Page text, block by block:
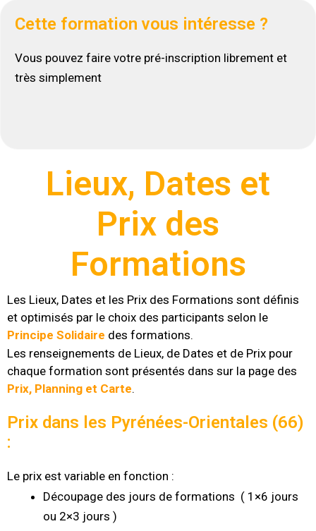
Cette formation vous intéresse ?
Vous pouvez faire votre pré-inscription librement et
très simplement
Lieux, Dates et
Prix des
Formations
Les Lieux, Dates et les Prix des Formations sont définis
et optimisés par le choix des participants selon le
Principe Solidaire des formations.
Les renseignements de Lieux, de Dates et de Prix pour
chaque formation sont présentés dans sur la page des
Prix, Planning et Carte.
Prix dans les Pyrénées-Orientales (66)
:
Le prix est variable en fonction :
Découpage des jours de formations ( 1×6 jours
ou 2×3 jours )